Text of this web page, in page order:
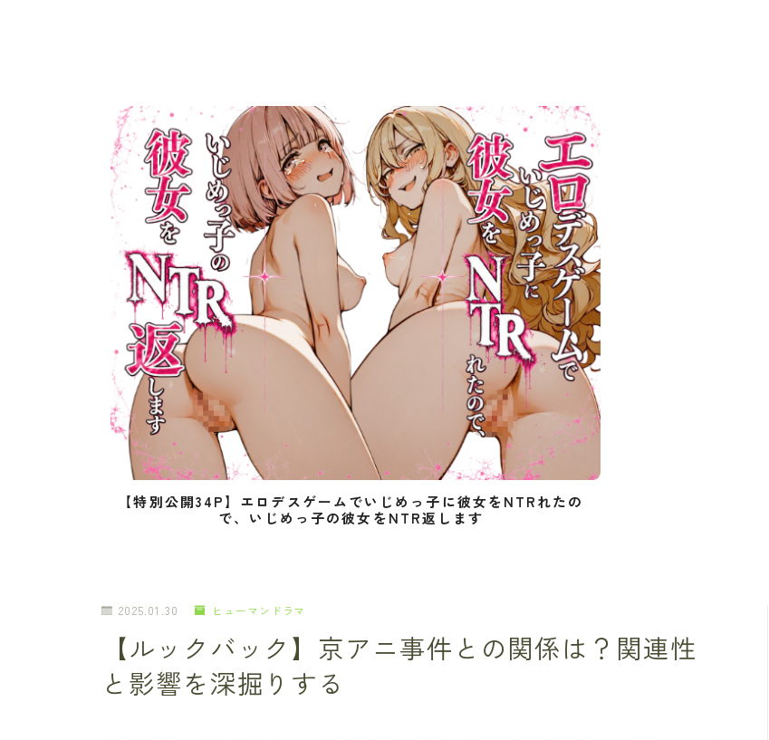
【特別公開34P】エロデスゲームでいじめっ子に彼女をNTRれたの
で、いじめっ子の彼女をNTR返します
2025.01.30 ヒューマンドラマ
【ルックバック】京アニ事件との関係は？関連性
と影響を深掘りする